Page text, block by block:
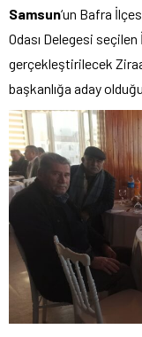
Samsun‘un Bafra
Odası Delegesi seçilen
gerçekleştirilecek
başkanlığa aday